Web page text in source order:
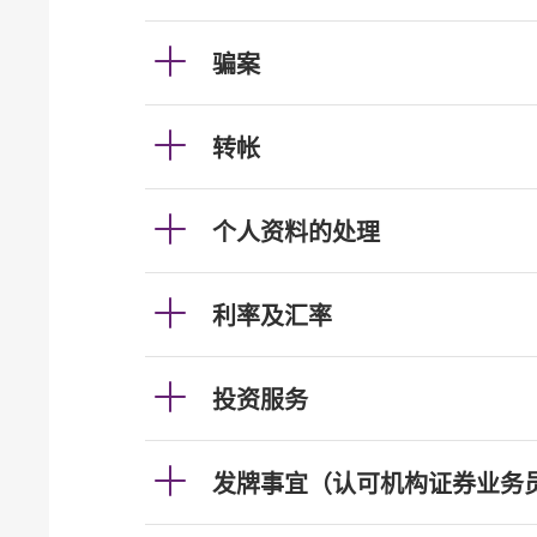
骗案
转帐
个人资料的处理
利率及汇率
投资服务
发牌事宜（认可机构证券业务